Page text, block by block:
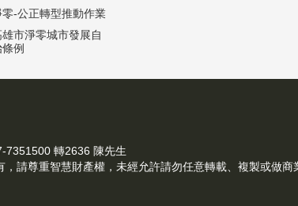
零-公正轉型推動作業
雄市淨零城市發展自
例
清路834號 | 07-7351500
請尊重智慧財產權，未經允許請勿任意轉載、複製或做商